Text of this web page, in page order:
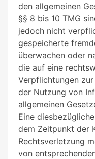
den allgemeinen
§§ 8 bis 10 TMG
jedoch nicht
gespeicherte
überwachen oder
die auf eine
Verpflichtungen
der Nutzung von
allgemeinen
Eine
dem Zeitpunkt der
Rechtsverletzung
von